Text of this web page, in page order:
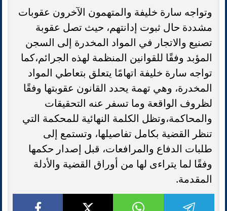
وتواجه سارة خليفة والمتهمون الآخرون عقوبات
مشددة حال ثبوت إدانتهم، حيث تصل عقوبة
تصنيع والاتجار في المواد المخدرة إلى السجن
المؤبد وفقًا للقوانين المنظمة لهذه الجرائم،كما
تواجه سارة خليفة اتهامًا يتعلق بتعاطي المواد
المخدرة، وهي تهمة يحدد القانون عقوبتها وفقًا
لظروف الواقعة وما تسفر عنه التحقيقات
والمحاكمة،وتظل الكلمة النهائية للمحكمة التي
تنظر القضية بكامل تفاصيلها، وتستمع إلى
طلبات الدفاع والمرافعات، قبل إصدار حكمها
وفقًا لما يتراءى لها من أوراق القضية والأدلة
المقدمة.